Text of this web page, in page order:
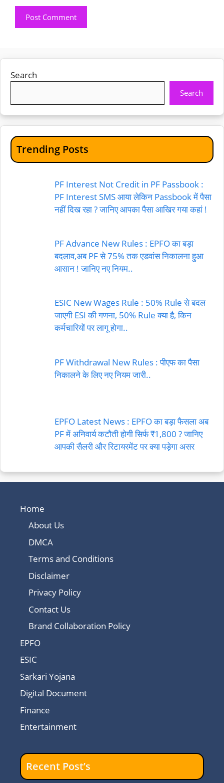
Search
Search
Trending Posts
PF Interest Not Credit in PF Passbook :
PF Interest SMS आया लेकिन Passbook में पैसा
नहीं दिख रहा ? जानिए आपका पैसा आखिर गया कहां !
PF Advance New Rules : EPFO का बड़ा
बदलाव,अब PF से 75% तक एडवांस निकालना हुआ
आसान ! जानिए नए नियम..
ESIC New Wages Rule : 50% Rule से बदल
जाएगी ESI की गणना, 50% Rule क्या है, किन
कर्मचारियों पर लागू होगा..
PF Withdrawal New Rules : पीएफ का पैसा
निकालने के लिए नए नियम जारी..
EPFO Latest News : EPFO का बड़ा फैसला अब
PF में अनिवार्य कटौती होगी सिर्फ ₹1,800 ? जानिए
आपकी सैलरी और रिटायरमेंट पर क्या पड़ेगा असर
Home
About Us
DMCA
Terms and Conditions
Disclaimer
Privacy Policy
Contact Us
Brand Collaboration Policy
EPFO
ESIC
Sarkari Yojana
Digital Document
Finance
Entertainment
Recent Post’s